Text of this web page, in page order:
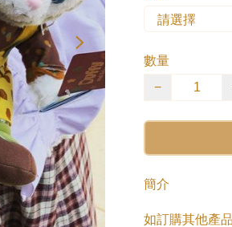
數量
−
簡介
如訂購其他產